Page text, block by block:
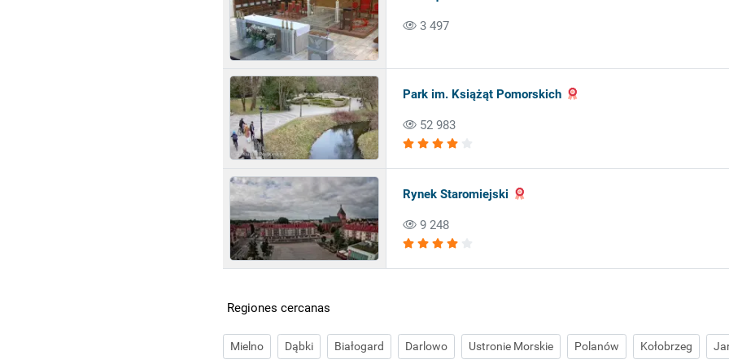
3 497
Park im. Książąt Pomorskich
52 983
Rynek Staromiejski
9 248
Regiones cercanas
Mielno Dąbki Białogard Darlowo Ustronie Morskie Polanów Kołobrzeg